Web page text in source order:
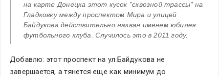
на карте Донецка этот кусок "сквозной трассы" на
Гладковку между проспектом Мира и улицей
Байдукова действительно назван именем юбилея
футбольного клуба. Случилось это в 2011 году.
Добавлю: этот проспект на ул.Байдукова не
завершается, а тянется еще как минимум до